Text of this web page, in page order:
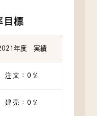
目標
年度 実績
注文：0％
建売：0％